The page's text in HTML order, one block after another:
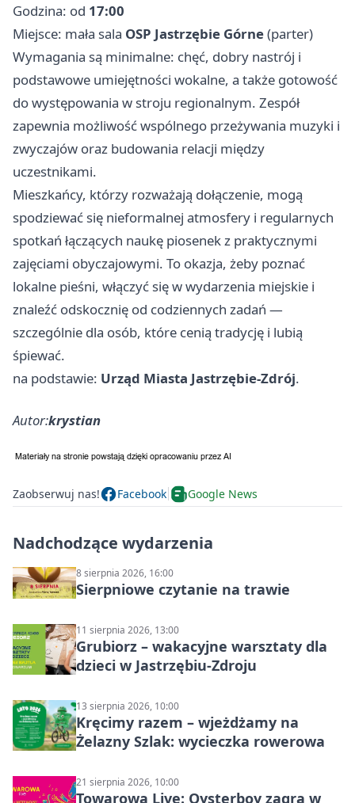
Godzina: od 17:00
Miejsce: mała sala OSP Jastrzębie Górne(parter)
Wymagania są minimalne: chęć, dobry nastrój i
podstawowe umiejętności wokalne, a także gotowość
do występowania w stroju regionalnym. Zespół
zapewnia możliwość wspólnego przeżywania muzyki i
zwyczajów oraz budowania relacji między
uczestnikami.
Mieszkańcy, którzy rozważają dołączenie, mogą
spodziewać się nieformalnej atmosfery i regularnych
spotkań łączących naukę piosenek z praktycznymi
zajęciami obyczajowymi. To okazja, żeby poznać
lokalne pieśni, włączyć się w wydarzenia miejskie i
znaleźć odskocznię od codziennych zadań —
szczególnie dla osób, które cenią tradycję i lubią
śpiewać.
na podstawie: Urząd Miasta Jastrzębie-Zdrój.
Autor:krystian
Zaobserwuj nas! Facebook Google News
Nadchodzące wydarzenia
8 sierpnia 2026, 16:00
Sierpniowe czytanie na trawie
11 sierpnia 2026, 13:00
Grubiorz – wakacyjne warsztaty dla
dzieci w Jastrzębiu-Zdroju
13 sierpnia 2026, 10:00
Kręcimy razem – wjeżdżamy na
Żelazny Szlak: wycieczka rowerowa
21 sierpnia 2026, 10:00
Towarowa Live: Oysterboy zagra w